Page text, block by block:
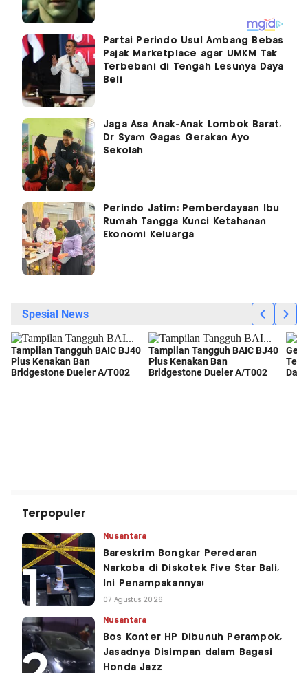
Partai Perindo Usul Ambang Bebas
Pajak Marketplace agar UMKM Tak
Terbebani di Tengah Lesunya Daya
Beli
Jaga Asa Anak-Anak Lombok Barat,
Dr Syam Gagas Gerakan Ayo
Sekolah
Perindo Jatim: Pemberdayaan Ibu
Rumah Tangga Kunci Ketahanan
Ekonomi Keluarga
Terpopuler
Nusantara
Bareskrim Bongkar Peredaran
Narkoba di Diskotek Five Star Bali,
Ini Penampakannya!
07 Agustus 2026
Nusantara
Bos Konter HP Dibunuh Perampok,
Jasadnya Disimpan dalam Bagasi
Honda Jazz